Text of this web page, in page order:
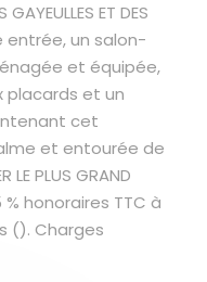
ET DES
entrée, un salon-
et équipée,
placards et un
cet
et entourée de
PLUS GRAND
% honoraires TTC à
(). Charges